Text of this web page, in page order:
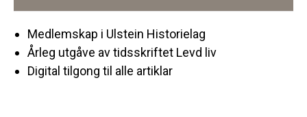
Medlemskap i Ulstein Historielag
Årleg utgåve av tidsskriftet Levd liv
Digital tilgong til alle artiklar